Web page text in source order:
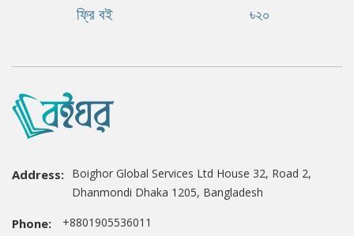
ফ্রি বই ৳২০
Address: Boighor Global Services Ltd House 32, Road 2,
Dhanmondi Dhaka 1205, Bangladesh
Phone: +8801905536011